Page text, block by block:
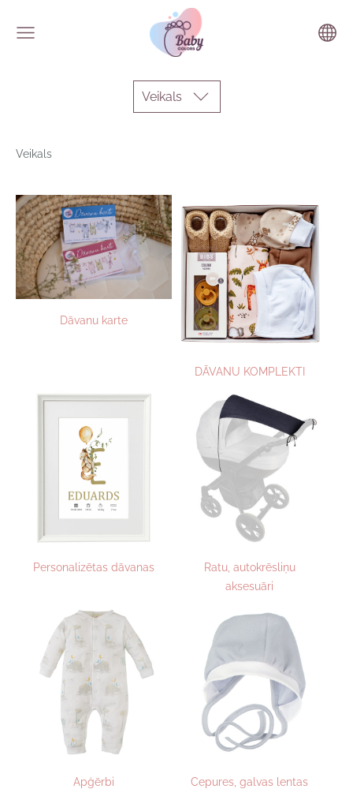
Veikals
Veikals
Dāvanu karte
DĀVANU KOMPLEKTI
Personalizētas dāvanas
Ratu, autokrēsliņu
aksesuāri
Apģērbi Cepures, galvas lentas